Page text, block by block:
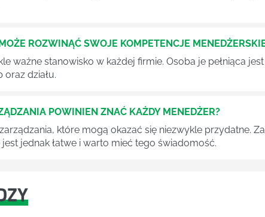
ROZWINĄĆ SWOJE KOMPETENCJE
ważne stanowisko w każdej firmie. Osoba je pełniąca
działu.
POWINIEN ZNAĆ KAŻDY MENEDŻER?
które mogą okazać się niezwykle przydatne.
jednak łatwe i warto mieć tego świadomość.